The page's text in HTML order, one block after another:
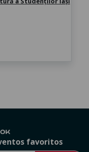
favoritos